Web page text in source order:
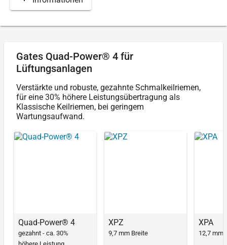
Gates Quad-Power® 4 für
Lüftungsanlagen
Verstärkte und robuste, gezahnte Schmalkeilriemen,
für eine 30% höhere Leistungsübertragung als
Klassische Keilriemen, bei geringem
Wartungsaufwand.
Quad-Power® 4
gezahnt - ca. 30%
XPZ
9,7 mm Breite
XPA
12,7 mm